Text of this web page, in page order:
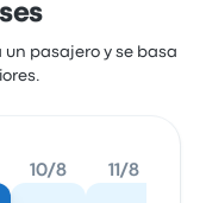
un pasajero y se basa
10/8 11/8